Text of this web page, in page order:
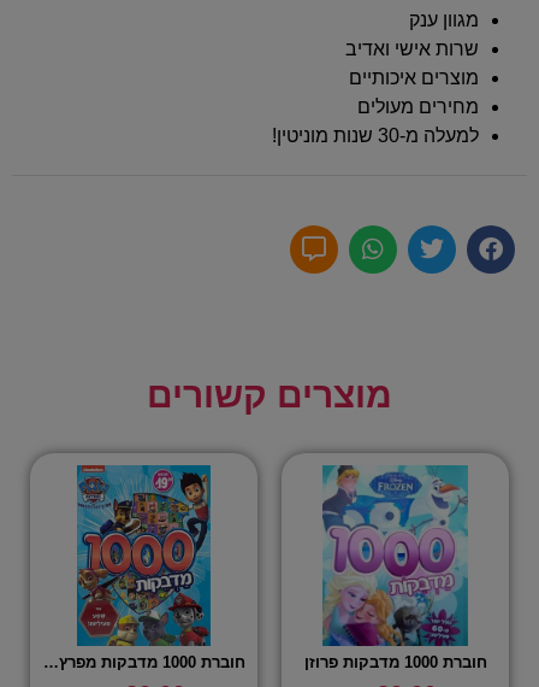
מגוון ענק
שרות אישי ואדיב
מוצרים איכותיים
מחירים מעולים
למעלה מ-30 שנות מוניטין!
מוצרים קשורים
חוברת 1000 מדבקות פרוזן חוברת 1000 מדבקות מפרץ ההרפתקאות